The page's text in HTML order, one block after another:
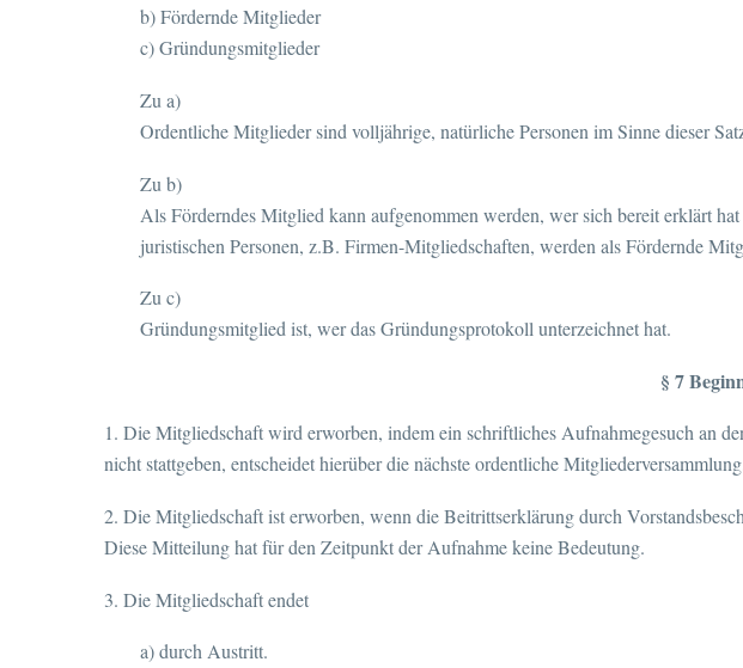
b) Fördernde Mitglieder
c) Gründungsmitglieder
Zu a)
Ordentliche Mitglieder sind volljährige, natürliche Personen im Sinne dieser
Zu b)
Als Förderndes Mitglied kann aufgenommen werden, wer sich bereit erklärt
juristischen Personen, z.B. Firmen-Mitgliedschaften, werden als Fördernde
Zu c)
Gründungsmitglied ist, wer das Gründungsprotokoll unterzeichnet hat.
§ 7
1. Die Mitgliedschaft wird erworben, indem ein schriftliches Aufnahmegesuch an
nicht stattgeben, entscheidet hierüber die nächste ordentliche
2. Die Mitgliedschaft ist erworben, wenn die Beitrittserklärung durch
Diese Mitteilung hat für den Zeitpunkt der Aufnahme keine Bedeutung.
3. Die Mitgliedschaft endet
a) durch Austritt.